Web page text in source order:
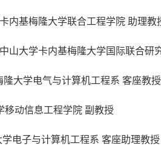
内基梅隆大学联合工程学院 助理教
山大学卡内基梅隆大学国际联合研
大学电气与计算机工程系 客座教授
移动信息工程学院 副教授
电子与计算机工程系 客座助理教授